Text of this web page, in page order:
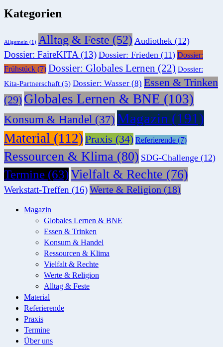
nach:
Kategorien
Allgemein (1) Alltag & Feste (52) Audiothek (12)
Dossier: FaireKITA (13) Dossier: Frieden (11) Dossier:
Frühstück (7) Dossier: Globales Lernen (22) Dossier:
Kita-Partnerschaft (5) Dossier: Wasser (8) Essen & Trinken
(29) Globales Lernen & BNE (103)
Konsum & Handel (37) Magazin (191)
Material (112) Praxis (34) Referierende (7)
Ressourcen & Klima (80) SDG-Challenge (12)
Termine (63)Vielfalt & Rechte (76)
Werkstatt-Treffen (16)Werte & Religion (18)
Magazin
Globales Lernen & BNE
Essen & Trinken
Konsum & Handel
Ressourcen & Klima
Vielfalt & Rechte
Werte & Religion
Alltag & Feste
Material
Referierende
Praxis
Termine
Über uns